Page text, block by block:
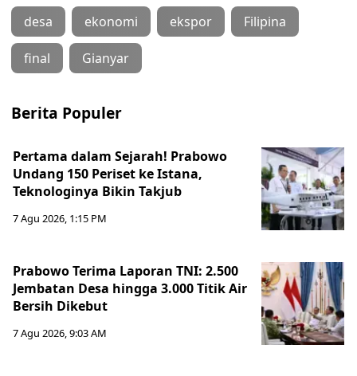
desa ekonomi ekspor Filipina
final Gianyar
Berita Populer
Pertama dalam Sejarah! Prabowo
Undang 150 Periset ke Istana,
Teknologinya Bikin Takjub
7 Agu 2026, 1:15 PM
Prabowo Terima Laporan TNI: 2.500
Jembatan Desa hingga 3.000 Titik Air
Bersih Dikebut
7 Agu 2026, 9:03 AM